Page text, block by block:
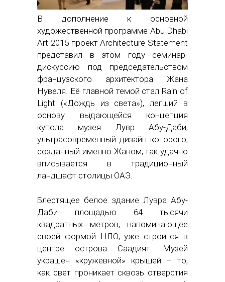
В дополнение к основной
художественной программе Abu Dhabi
Art 2015 проект Architecture Statement
представил в этом году семинар-
дискуссию под председательством
французского архитектора Жана
Нувеля. Её главной темой стал Rain of
Light («Дождь из света»), легший в
основу выдающейся концепция
купола музея Лувр Абу-Даби,
ультрасовременный дизайн которого,
созданный именно Жаном, так удачно
вписывается в традиционный
ландшафт столицы ОАЭ.
Блестящее белое здание Лувра Абу-
Даби площадью 64 тысячи
квадратных метров, напоминающее
своей формой НЛО, уже строится в
центре острова Саадият. Музей
украшен «кружевной» крышей – то,
как свет проникает сквозь отверстия